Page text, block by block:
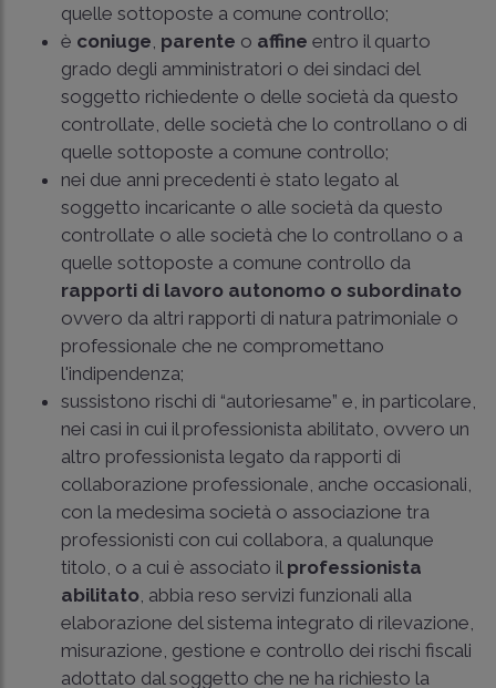
quelle sottoposte a comune controllo;
è coniuge parente o affine entro il quarto
grado degli amministratori o dei sindaci del
soggetto richiedente o delle società da questo
controllate, delle società che lo controllano o di
quelle sottoposte a comune controllo;
nei due anni precedenti è stato legato al
soggetto incaricante o alle società da questo
controllate o alle società che lo controllano o a
quelle sottoposte a comune controllo da
rapporti di lavoro autonomo o subordinato
ovvero da altri rapporti di natura patrimoniale o
professionale che ne compromettano
l'indipendenza;
sussistono rischi di “autoriesame” e, in particolare,
nei casi in cui il professionista abilitato, ovvero un
altro professionista legato da rapporti di
collaborazione professionale, anche occasionali,
con la medesima società o associazione tra
professionisti con cui collabora, a qualunque
titolo, o a cui è associato il professionista
abilitato , abbia reso servizi funzionali alla
elaborazione del sistema integrato di rilevazione,
misurazione, gestione e controllo dei rischi fiscali
adottato dal soggetto che ne ha richiesto la